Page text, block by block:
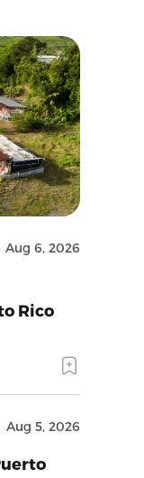
Aug 6, 2026
Rico
Aug 5, 2026